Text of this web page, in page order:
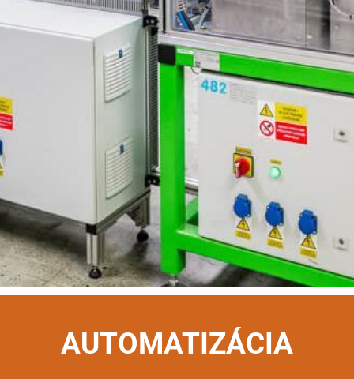
AUTOMATIZÁCIA